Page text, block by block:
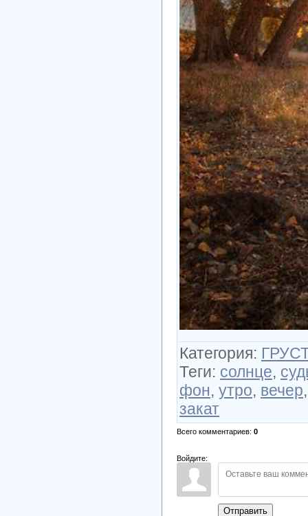
Категория:
Теги: солнце,
фон, утро, вечер
закат
Всего комментариев: 0
Войдите:
Отправить